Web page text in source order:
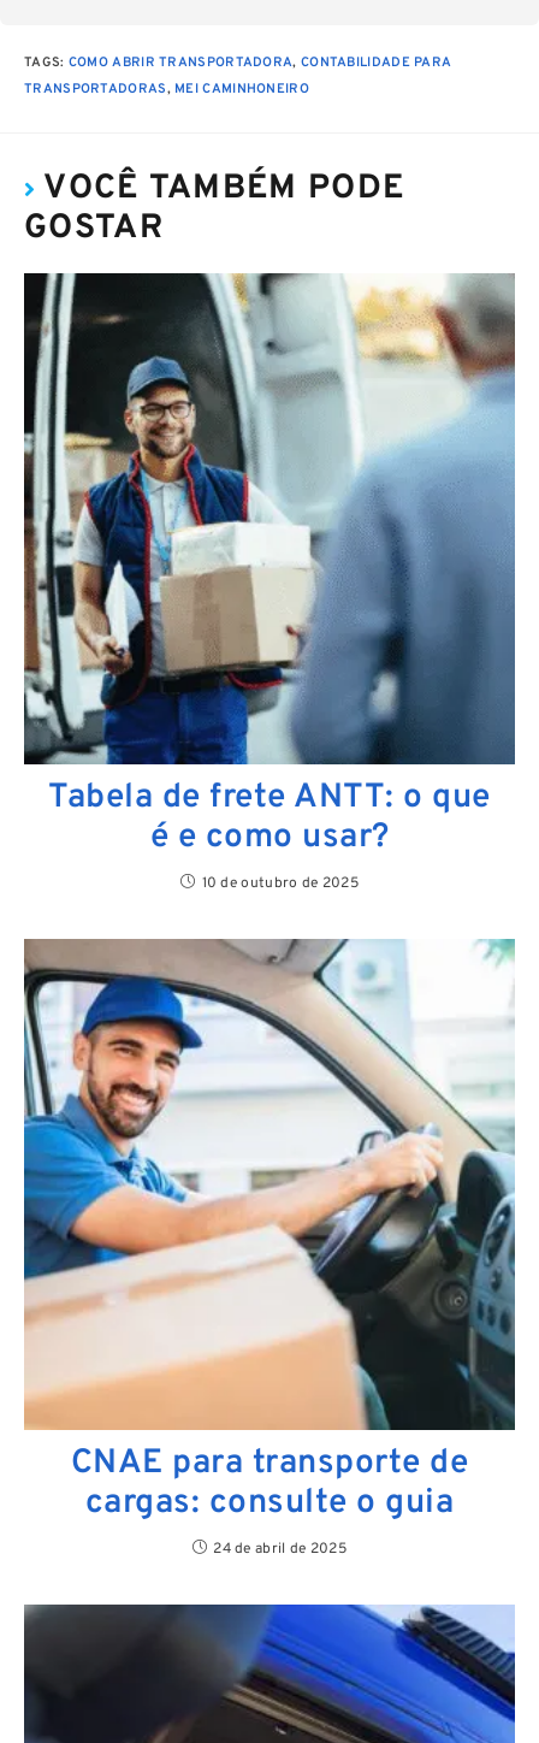
TAGS: COMO ABRIR TRANSPORTADORA, CONTABILIDADE PARA
TRANSPORTADORAS, MEI CAMINHONEIRO
VOCÊ TAMBÉM PODE
GOSTAR
Tabela de frete ANTT: o que
é e como usar?
10 de outubro de 2025
CNAE para transporte de
cargas: consulte o guia
24 de abril de 2025